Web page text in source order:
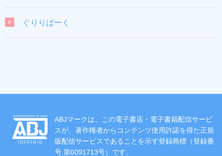
ぐりりぱーく
ABJマークは、この電子書店・電子書籍配信サービ
スが、著作権者からコンテンツ使用許諾を得た正規
版配信サービスであることを示す登録商標（登録番
号 第6091713号）です。